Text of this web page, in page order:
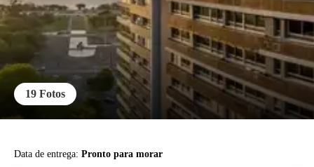
19 Fotos
Data de entrega: Pronto para morar